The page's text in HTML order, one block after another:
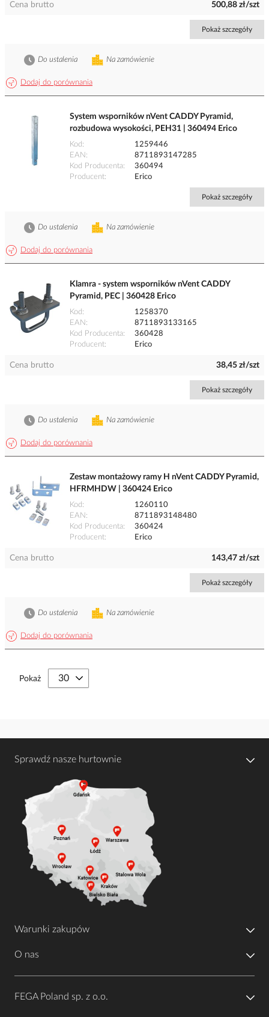
Cena brutto 500,88 zł/szt
Pokaż szczegóły
Dodaj do porównania
Na zamówienie
Do ustalenia
System wsporników nVent CADDY Pyramid,
rozbudowa wysokości, PEH31 | 360494 Erico
Kod
1259446
EAN
8711893147285
Kod Producenta
360494
Producent
Erico
Pokaż szczegóły
Dodaj do porównania
Na zamówienie
Do ustalenia
Klamra - system wsporników nVent CADDY
Pyramid, PEC | 360428 Erico
Kod
1258370
EAN
8711893133165
Kod Producenta
360428
Producent
Erico
Cena brutto 38,45 zł/szt
Pokaż szczegóły
Dodaj do porównania
Na zamówienie
Do ustalenia
Zestaw montażowy ramy H nVent CADDY Pyramid,
HFRMHDW | 360424 Erico
Kod
1260110
EAN
8711893148480
Kod Producenta
360424
Producent
Erico
Cena brutto 143,47 zł/szt
Pokaż szczegóły
Dodaj do porównania
Na zamówienie
Do ustalenia
Pokaż
Sprawdź nasze hurtownie
Warunki zakupów
O nas
FEGA Poland sp. z o.o.